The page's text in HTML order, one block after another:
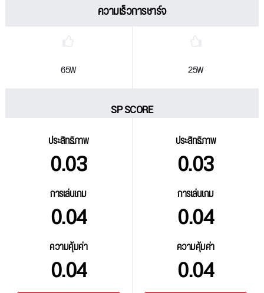
ความเร็วการชาร์จ
65W 25W
SP SCORE
ประสิทธิภาพ
0.03
การเล่นเกม
0.04
ความคุ้มค่า
0.04
ประสิทธิภาพ
0.03
การเล่นเกม
0.04
ความคุ้มค่า
0.04